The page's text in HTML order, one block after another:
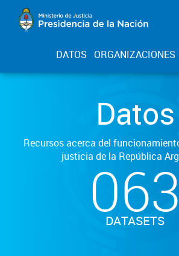
DATOS ORGANIZACIONES
Datos
Recursos acerca del
justicia de la República
063
DATASETS